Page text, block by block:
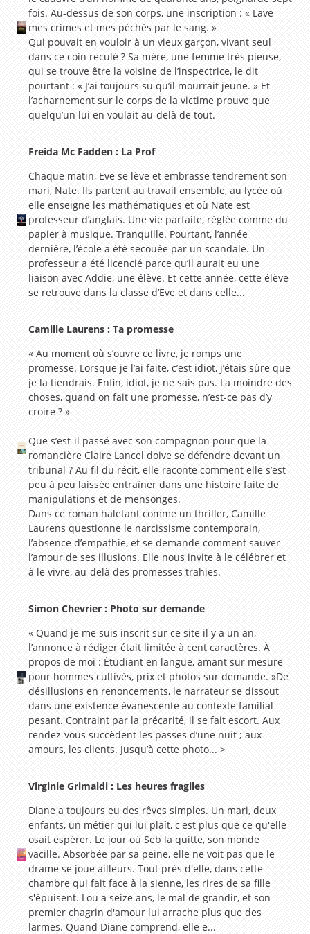
fois. Au-dessus de son corps, une inscription : « Lave
mes crimes et mes péchés par le sang. »
Qui pouvait en vouloir à un vieux garçon, vivant seul
dans ce coin reculé ? Sa mère, une femme très pieuse,
qui se trouve être la voisine de l’inspectrice, le dit
pourtant : « J’ai toujours su qu’il mourrait jeune. » Et
l’acharnement sur le corps de la victime prouve que
quelqu’un lui en voulait au-delà de tout.
Freida Mc Fadden : La Prof
Chaque matin, Eve se lève et embrasse tendrement son
mari, Nate. Ils partent au travail ensemble, au lycée où
elle enseigne les mathématiques et où Nate est
professeur d’anglais. Une vie parfaite, réglée comme du
papier à musique. Tranquille. Pourtant, l’année
dernière, l’école a été secouée par un scandale. Un
professeur a été licencié parce qu’il aurait eu une
liaison avec Addie, une élève. Et cette année, cette élève
se retrouve dans la classe d’Eve et dans celle...
Camille Laurens : Ta promesse
« Au moment où s’ouvre ce livre, je romps une
promesse. Lorsque je l’ai faite, c’est idiot, j’étais sûre que
je la tiendrais. Enfin, idiot, je ne sais pas. La moindre des
choses, quand on fait une promesse, n’est-ce pas d’y
croire ? »
Que s’est-il passé avec son compagnon pour que la
romancière Claire Lancel doive se défendre devant un
tribunal ? Au fil du récit, elle raconte comment elle s’est
peu à peu laissée entraîner dans une histoire faite de
manipulations et de mensonges.
Dans ce roman haletant comme un thriller, Camille
Laurens questionne le narcissisme contemporain,
l’absence d’empathie, et se demande comment sauver
l’amour de ses illusions. Elle nous invite à le célébrer et
à le vivre, au-delà des promesses trahies.
Simon Chevrier : Photo sur demande
« Quand je me suis inscrit sur ce site il y a un an,
l’annonce à rédiger était limitée à cent caractères. À
propos de moi : Étudiant en langue, amant sur mesure
pour hommes cultivés, prix et photos sur demande. »De
désillusions en renoncements, le narrateur se dissout
dans une existence évanescente au contexte familial
pesant. Contraint par la précarité, il se fait escort. Aux
rendez-vous succèdent les passes d’une nuit ; aux
amours, les clients. Jusqu’à cette photo... >
Virginie Grimaldi : Les heures fragiles
Diane a toujours eu des rêves simples. Un mari, deux
enfants, un métier qui lui plaît, c'est plus que ce qu'elle
osait espérer. Le jour où Seb la quitte, son monde
vacille. Absorbée par sa peine, elle ne voit pas que le
drame se joue ailleurs. Tout près d'elle, dans cette
chambre qui fait face à la sienne, les rires de sa fille
s'épuisent. Lou a seize ans, le mal de grandir, et son
premier chagrin d'amour lui arrache plus que des
larmes. Quand Diane comprend, elle e...